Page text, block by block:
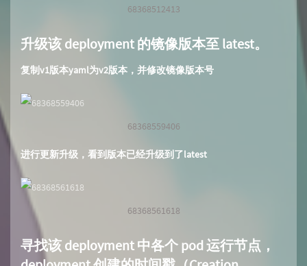
68368512413
升级该 deployment 的镜像版本至 latest。
复制v1版本yaml为v2版本，并修改镜像版本号
68368559406
进行更新升级，看到版本已经升级到了latest
68368561618
寻找该 deployment 中各个 pod 运行节点，